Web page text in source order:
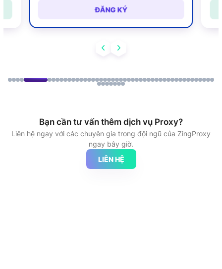
ĐĂNG KÝ
Bạn cần tư vấn thêm dịch vụ Proxy?
Liên hệ ngay với các chuyên gia trong đội ngũ của ZingProxy
ngay bây giờ.
LIÊN HỆ